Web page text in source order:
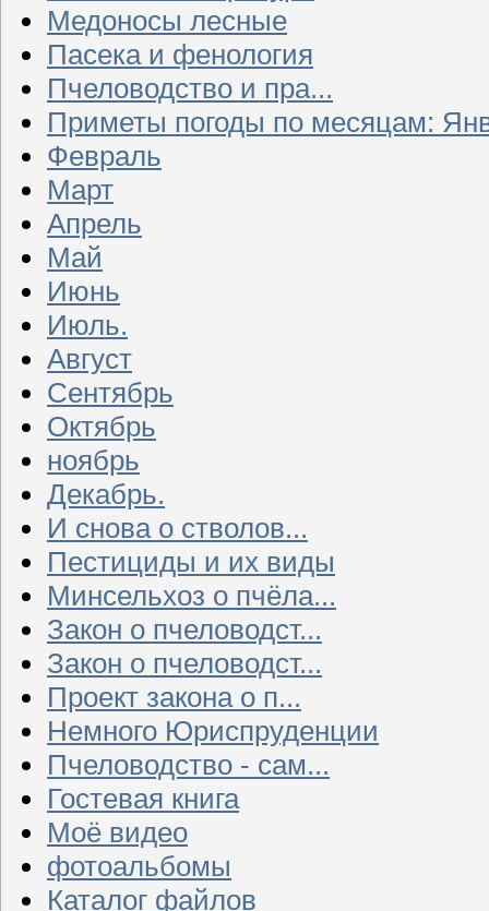
Медоносы лесные
Пасека и фенология
Пчеловодство и пра...
Приметы погоды по месяцам:
Февраль
Март
Апрель
Май
Июнь
Июль.
Август
Сентябрь
Октябрь
ноябрь
Декабрь.
И снова о стволов...
Пестициды и их виды
Минсельхоз о пчёла...
Закон о пчеловодст...
Закон о пчеловодст...
Проект закона о п...
Немного Юриспруденции
Пчеловодство - сам...
Гостевая книга
Моё видео
фотоальбомы
Каталог файлов